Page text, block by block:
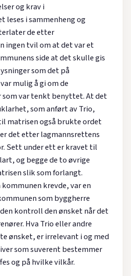
og krav i
i sammenheng og
de etter
ingen tvil om at det var et
side at det skulle gis
som det på
mulig å gi om de
var tenkt benyttet. At det
som anført av Trio,
matrisen også brukte ordet
det etter lagmannsrettens
Sett under ett er kravet til
og begge de to øvrige
slik som forlangt.
krevde, var en
som byggherre
kontroll den ønsket når det
Hva Trio eller andre
ønsket, er irrelevant i og med
som suverent bestemmer
og på hvilke vilkår.